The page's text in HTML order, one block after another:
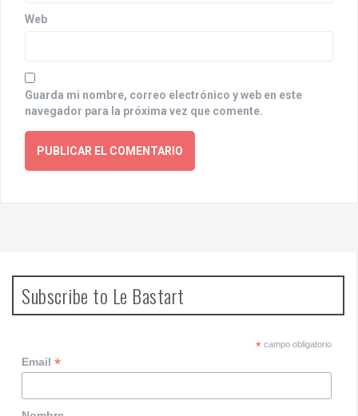
Web
Guarda mi nombre, correo electrónico y web en este
navegador para la próxima vez que comente.
Subscribe to Le Bastart
*campo obligatorio
Email*